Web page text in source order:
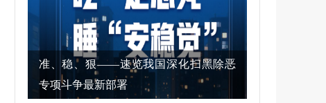
准、稳、狠——速览我国深化扫黑除恶
专项斗争最新部署